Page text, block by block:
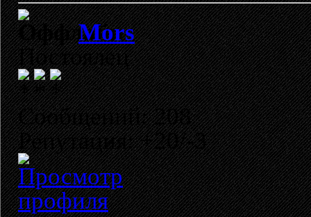
Mors
Постоялец
Сообщений: 208
Репутация: +20/-3